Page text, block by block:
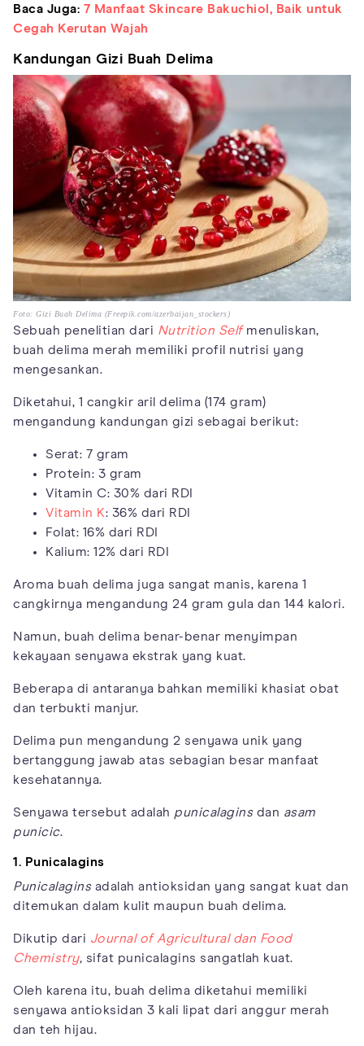
Baca Juga: 7 Manfaat Skincare Bakuchiol, Baik untuk
Cegah Kerutan Wajah
Kandungan Gizi Buah Delima
Foto: Gizi Buah Delima (Freepik.com/azerbaijan_stockers)
Sebuah penelitian dari Nutrition Selfmenuliskan,
buah delima merah memiliki profil nutrisi yang
mengesankan.
Diketahui, 1 cangkir aril delima (174 gram)
mengandung kandungan gizi sebagai berikut:
Serat: 7 gram
Protein: 3 gram
Vitamin C: 30% dari RDI
Vitamin K: 36% dari RDI
Folat: 16% dari RDI
Kalium: 12% dari RDI
Aroma buah delima juga sangat manis, karena 1
cangkirnya mengandung 24 gram gula dan 144 kalori.
Namun, buah delima benar-benar menyimpan
kekayaan senyawa ekstrak yang kuat.
Beberapa di antaranya bahkan memiliki khasiat obat
dan terbukti manjur.
Delima pun mengandung 2 senyawa unik yang
bertanggung jawab atas sebagian besar manfaat
kesehatannya.
Senyawa tersebut adalah punicalaginsdan asam
punicic.
1. Punicalagins
Punicalaginsadalah antioksidan yang sangat kuat dan
ditemukan dalam kulit maupun buah delima.
Dikutip dari Journal of Agricultural dan Food
Chemistry, sifat punicalagins sangatlah kuat.
Oleh karena itu, buah delima diketahui memiliki
senyawa antioksidan 3 kali lipat dari anggur merah
dan teh hijau.